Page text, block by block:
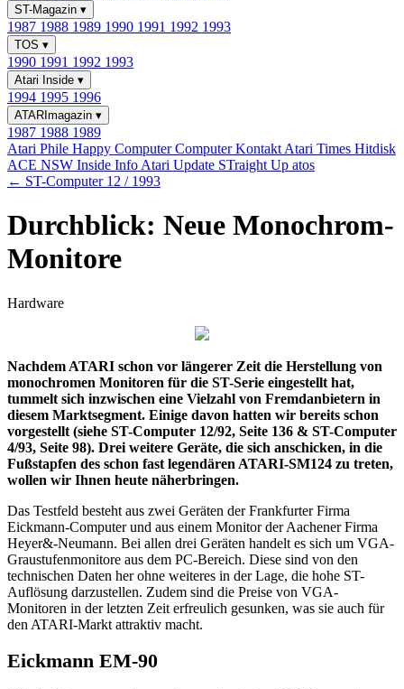
ST-Magazin ▾
1987 1988 1989 1990 1991 1992 1993
TOS ▾
1990 1991 1992 1993
Atari Inside ▾
1994 1995 1996
ATARImagazin ▾
1987 1988 1989
Atari Phile Happy ComputerComputer Kontakt Atari Times Hitdisk
ACE NSW Inside Info Atari Update STraight Up atos
← ST-Computer 12 / 1993
Durchblick: Neue Monochrom-
Monitore
Hardware
Nachdem ATARI schon vor längerer Zeit die Herstellung von
monochromen Monitoren für die ST-Serie eingestellt hat,
tummelt sich inzwischen eine Vielzahl von Fremdanbietern in
diesem Marktsegment. Einige davon hatten wir bereits schon
vorgestellt (siehe ST-Computer 12/92, Seite 136 & ST-Computer
4/93, Seite 98). Drei weitere Geräte, die sich anschicken, in die
Fußstapfen des schon fast legendären ATARI-SM124 zu treten,
wollen wir Ihnen heute näherbringen.
Das Testfeld besteht aus zwei Geräten der Frankfurter Firma
Eickmann-Computer und aus einem Monitor der Aachener Firma
Heyer&-Neumann. Bei allen drei Geräten handelt es sich um VGA-
Graustufenmonitore aus dem PC-Bereich. Diese sind von den
technischen Daten her ohne weiteres in der Lage, die hohe ST-
Auflösung darzustellen. Zudem sind die Preise von VGA-
Monitoren in der letzten Zeit erfreulich gesunken, was sie auch für
den ATARI-Markt attraktiv macht.
Eickmann EM-90